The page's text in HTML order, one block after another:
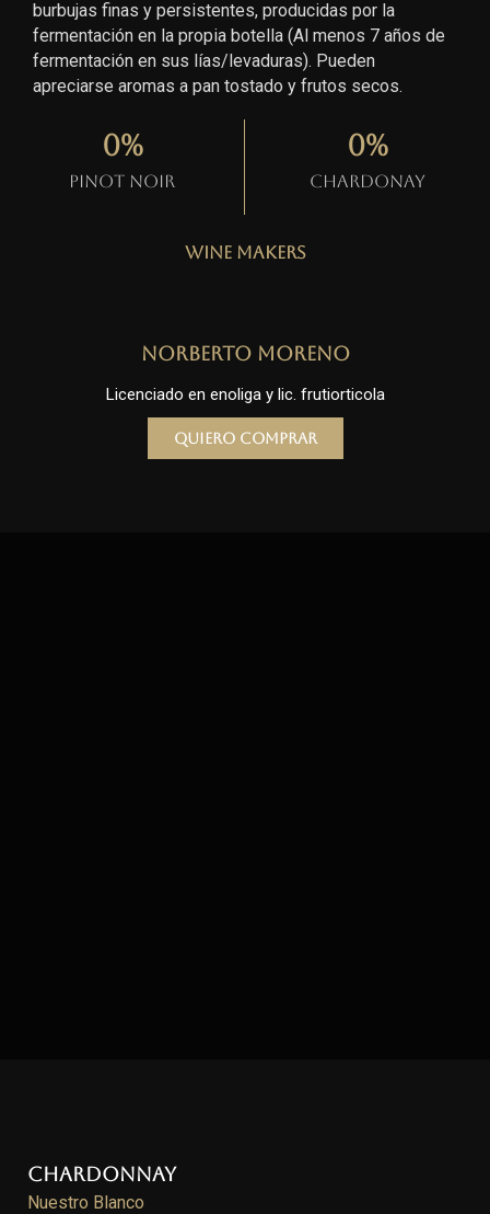
burbujas finas y persistentes, producidas por la
fermentación en la propia botella (Al menos 7 años de
fermentación en sus lías/levaduras). Pueden
apreciarse aromas a pan tostado y frutos secos.
Pinot Noir
0%
Chardonay
0%
Wine Makers
Norberto Moreno
Licenciado en enoliga y lic. frutiorticola
Quiero comprar
Chardonnay
Nuestro Blanco